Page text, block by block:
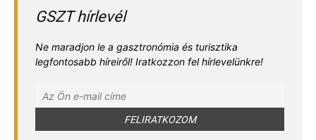
GSZT hírlevél
Ne maradjon le a gasztronómia és turisztika
legfontosabb híreiről! Iratkozzon fel hírlevelünkre!